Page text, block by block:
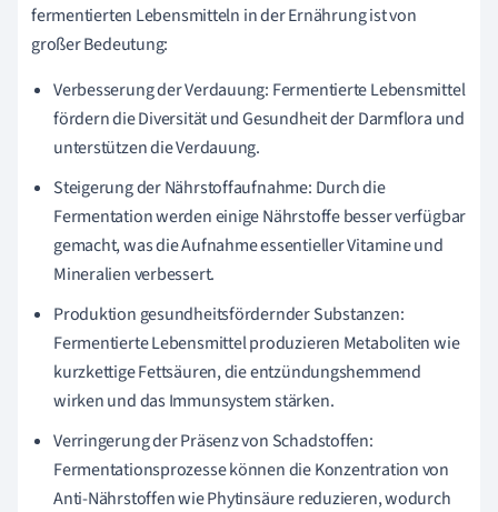
fermentierten Lebensmitteln in der Ernährung ist von
großer Bedeutung:
Verbesserung der Verdauung: Fermentierte Lebensmittel
fördern die Diversität und Gesundheit der Darmflora und
unterstützen die Verdauung.
Steigerung der Nährstoffaufnahme: Durch die
Fermentation werden einige Nährstoffe besser verfügbar
gemacht, was die Aufnahme essentieller Vitamine und
Mineralien verbessert.
Produktion gesundheitsfördernder Substanzen:
Fermentierte Lebensmittel produzieren Metaboliten wie
kurzkettige Fettsäuren, die entzündungshemmend
wirken und das Immunsystem stärken.
Verringerung der Präsenz von Schadstoffen:
Fermentationsprozesse können die Konzentration von
Anti-Nährstoffen wie Phytinsäure reduzieren, wodurch